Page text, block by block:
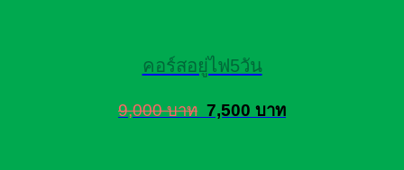
คอร์สอยู่ไฟ5วัน
9,000 บาท 7,500 บาท